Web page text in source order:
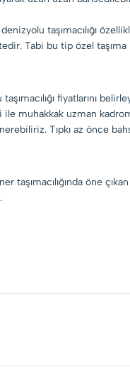
taşımacılığı
Tabi bu tip özel
fiyatlarını
muhakkak uzman
Tıpkı az önce
taşımacılığında öne